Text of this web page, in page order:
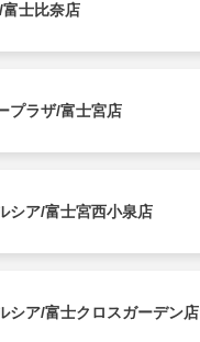
富士比奈店
プラザ/富士宮店
シア/富士宮西小泉店
シア/富士クロスガーデン店